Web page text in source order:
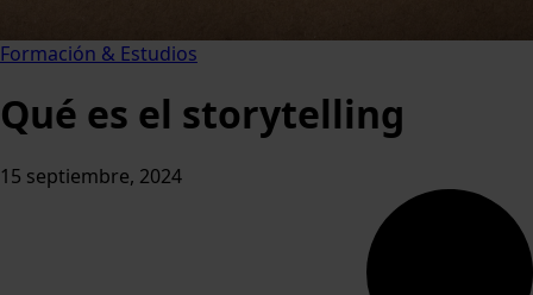
Formación & Estudios
Qué es el storytelling
15 septiembre, 2024